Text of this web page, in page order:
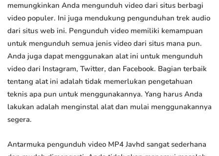
memungkinkan Anda mengunduh video dari situs berbagi
video populer. Ini juga mendukung pengunduhan trek audio
dari situs web ini. Pengunduh video memiliki kemampuan
untuk mengunduh semua jenis video dari situs mana pun.
Anda juga dapat menggunakan alat ini untuk mengunduh
video dari Instagram, Twitter, dan Facebook. Bagian terbaik
tentang alat ini adalah tidak memerlukan pengetahuan
teknis apa pun untuk menggunakannya. Yang harus Anda
lakukan adalah menginstal alat dan mulai menggunakannya
segera.
Antarmuka pengunduh video MP4 Javhd sangat sederhana